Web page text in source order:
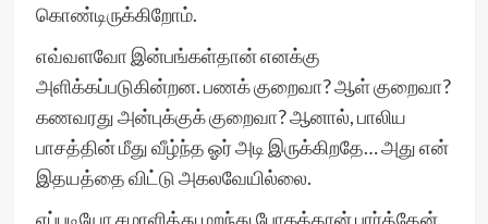
கொண்டிருக்கிறோம்.
எவ்வளவோ இன்பங்கள்தான் எனக்கு
அளிக்கப்படுகின்றன. பணக் குறைவா? ஆள் குறைவா?
கணவரது அன்புக்குக் குறைவா? ஆனால், பாலிய
பாசத்தின் மீது வீழ்ந்த ஓர் அடி இருக்கிறதே… அது என்
இதயத்தை விட்டு அகலவேயில்லை.
எப்படியோ சமாளித்து மறந்து போகத்தான் பார்த்தேன்.